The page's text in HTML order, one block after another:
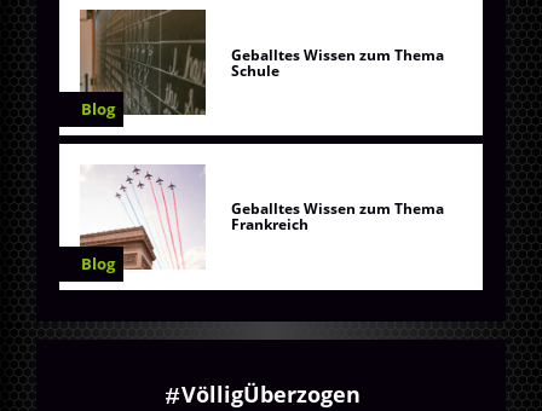
Blog
Geballtes Wissen zum Thema
Schule
Blog
Geballtes Wissen zum Thema
Frankreich
VölligÜberzogen